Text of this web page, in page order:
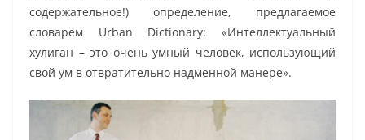
содержательное!) определение, предлагаемое
словарем Urban Dictionary: «Интеллектуальный
хулиган – это очень умный человек, использующий
свой ум в отвратительно надменной манере».